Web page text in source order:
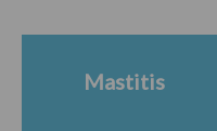
Mastitis